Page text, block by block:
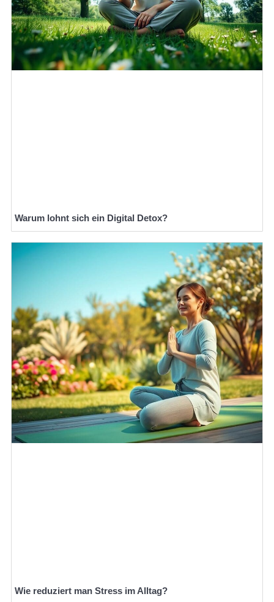
Warum lohnt sich ein Digital Detox?
Wie reduziert man Stress im Alltag?